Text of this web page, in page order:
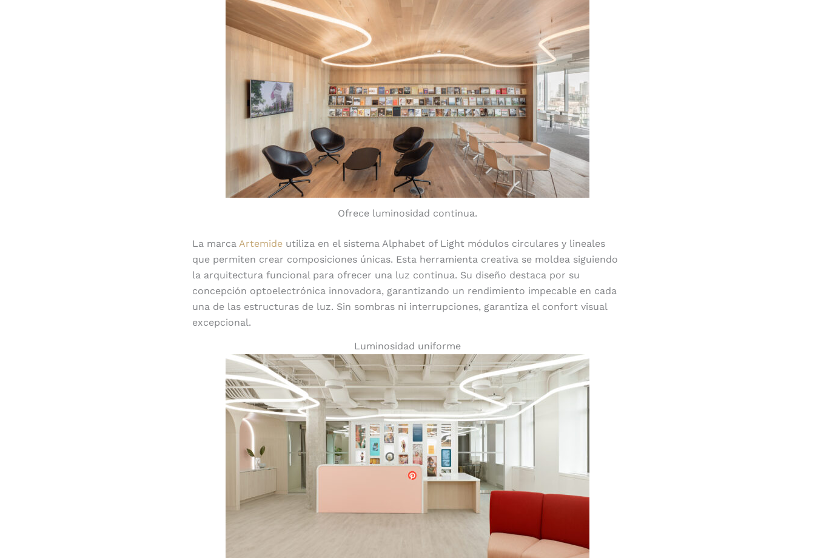
Ofrece luminosidad continua.
La marca Artemide utiliza en el sistema Alphabet of Light módulos circulares y lineales
que permiten crear composiciones únicas. Esta herramienta creativa se moldea siguiendo
la arquitectura funcional para ofrecer una luz continua. Su diseño destaca por su
concepción optoelectrónica innovadora, garantizando un rendimiento impecable en cada
una de las estructuras de luz. Sin sombras ni interrupciones, garantiza el confort visual
excepcional.
Luminosidad uniforme